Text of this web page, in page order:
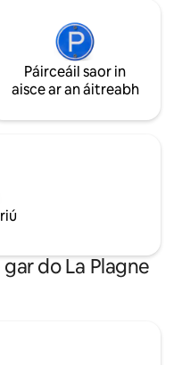
Páirceáil saor in
aisce ar an áitreabh
do La Plagne